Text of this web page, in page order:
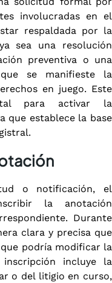
involucradas en el
respaldada por la
sea una resolución
preventiva o una
se manifieste la
en juego. Este
para activar la
que establece la base
o notificación, el
la anotación
Durante
clara y precisa que
podría modificar la
incluye la
o del litigio en curso,